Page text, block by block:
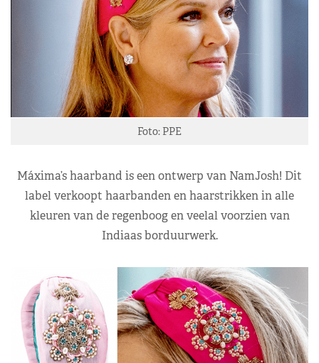
Foto: PPE
Máxima’s haarband is een ontwerp van NamJosh! Dit
label verkoopt haarbanden en haarstrikken in alle
kleuren van de regenboog en veelal voorzien van
Indiaas borduurwerk.